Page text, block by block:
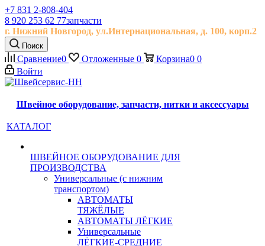
+7 831 2-808-404
8 920 253 62 77запчасти
г. Нижний Новгород, ул.Интернациональная, д. 100, корп.2
Поиск
Сравнение0 Отложенные 0 Корзина0 0
Войти
Швейное оборудование, запчасти, нитки и аксессуары
КАТАЛОГ
ШВЕЙНОЕ ОБОРУДОВАНИЕ ДЛЯ
ПРОИЗВОДСТВА
Универсальные (с нижним
транспортом)
АВТОМАТЫ
ТЯЖЁЛЫЕ
АВТОМАТЫ ЛЁГКИЕ
Универсальные
ЛЁГКИЕ-СРЕДНИЕ